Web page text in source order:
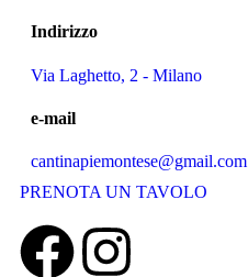
Indirizzo
Via Laghetto, 2 - Milano
e-mail
cantinapiemontese@gmail.com
PRENOTA UN TAVOLO